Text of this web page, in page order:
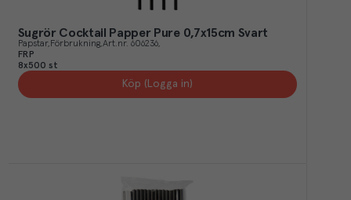
Sugrör Cocktail Papper Pure 0,7x15cm Svart
Papstar Förbrukning Art.nr. 606236
FRP
8x500 st
Köp (Logga in)